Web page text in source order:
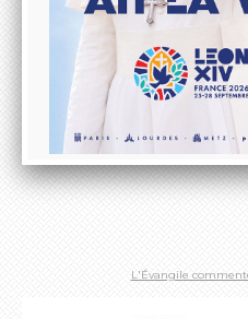
L'Évangile